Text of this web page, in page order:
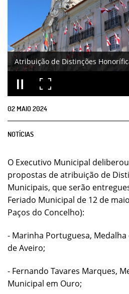
Atribuição de Distinções
02 MAIO2024
NOTÍCIAS
O Executivo Municipal
propostas de atribuição de
Municipais, que serão
Feriado Municipal de 12 de
Paços do Concelho):
- Marinha Portuguesa,
de Aveiro;
- Fernando Tavares Marques,
Municipal em Ouro;